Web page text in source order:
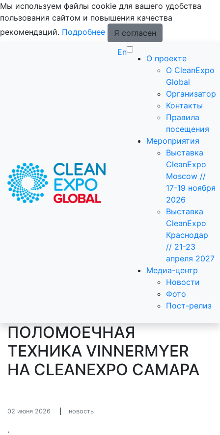
Мы используем файлы cookie для вашего удобства
пользования сайтом и повышения качества
рекомендаций. Подробнее
Я согласен
En
О проекте
О CleanExpo
Global
Организатор
Контакты
Правила
посещения
Мероприятия
Выставка
CleanExpo
Moscow //
17-19 ноября
2026
Выставка
CleanExpo
Краснодар
// 21-23
апреля 2027
Медиа-центр
Новости
Фото
Пост-релиз
ПОЛОМОЕЧНАЯ
ТЕХНИКА VINNERMYER
НА CLEANEXPO САМАРА
02 июня 2026 новость
.